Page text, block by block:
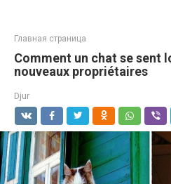
Главная страница
Comment un chat se sent
nouveaux propriétaires
Djur